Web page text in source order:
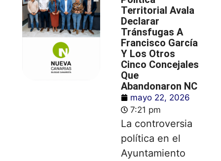
Territorial Avala
Declarar
Tránsfugas A
Francisco García
Y Los Otros
Cinco Concejales
Que
Abandonaron NC
mayo 22, 2026
7:21 pm
La controversia
política en el
Ayuntamiento